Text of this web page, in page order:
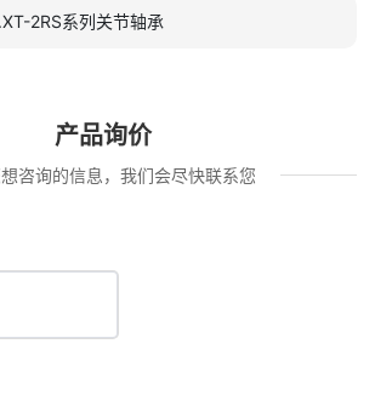
2RS系列关节轴承
产品询价
咨询的信息，我们会尽快联系您